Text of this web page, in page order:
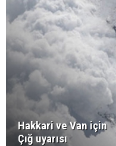
Hakkari ve Van için
Çığ uyarısı